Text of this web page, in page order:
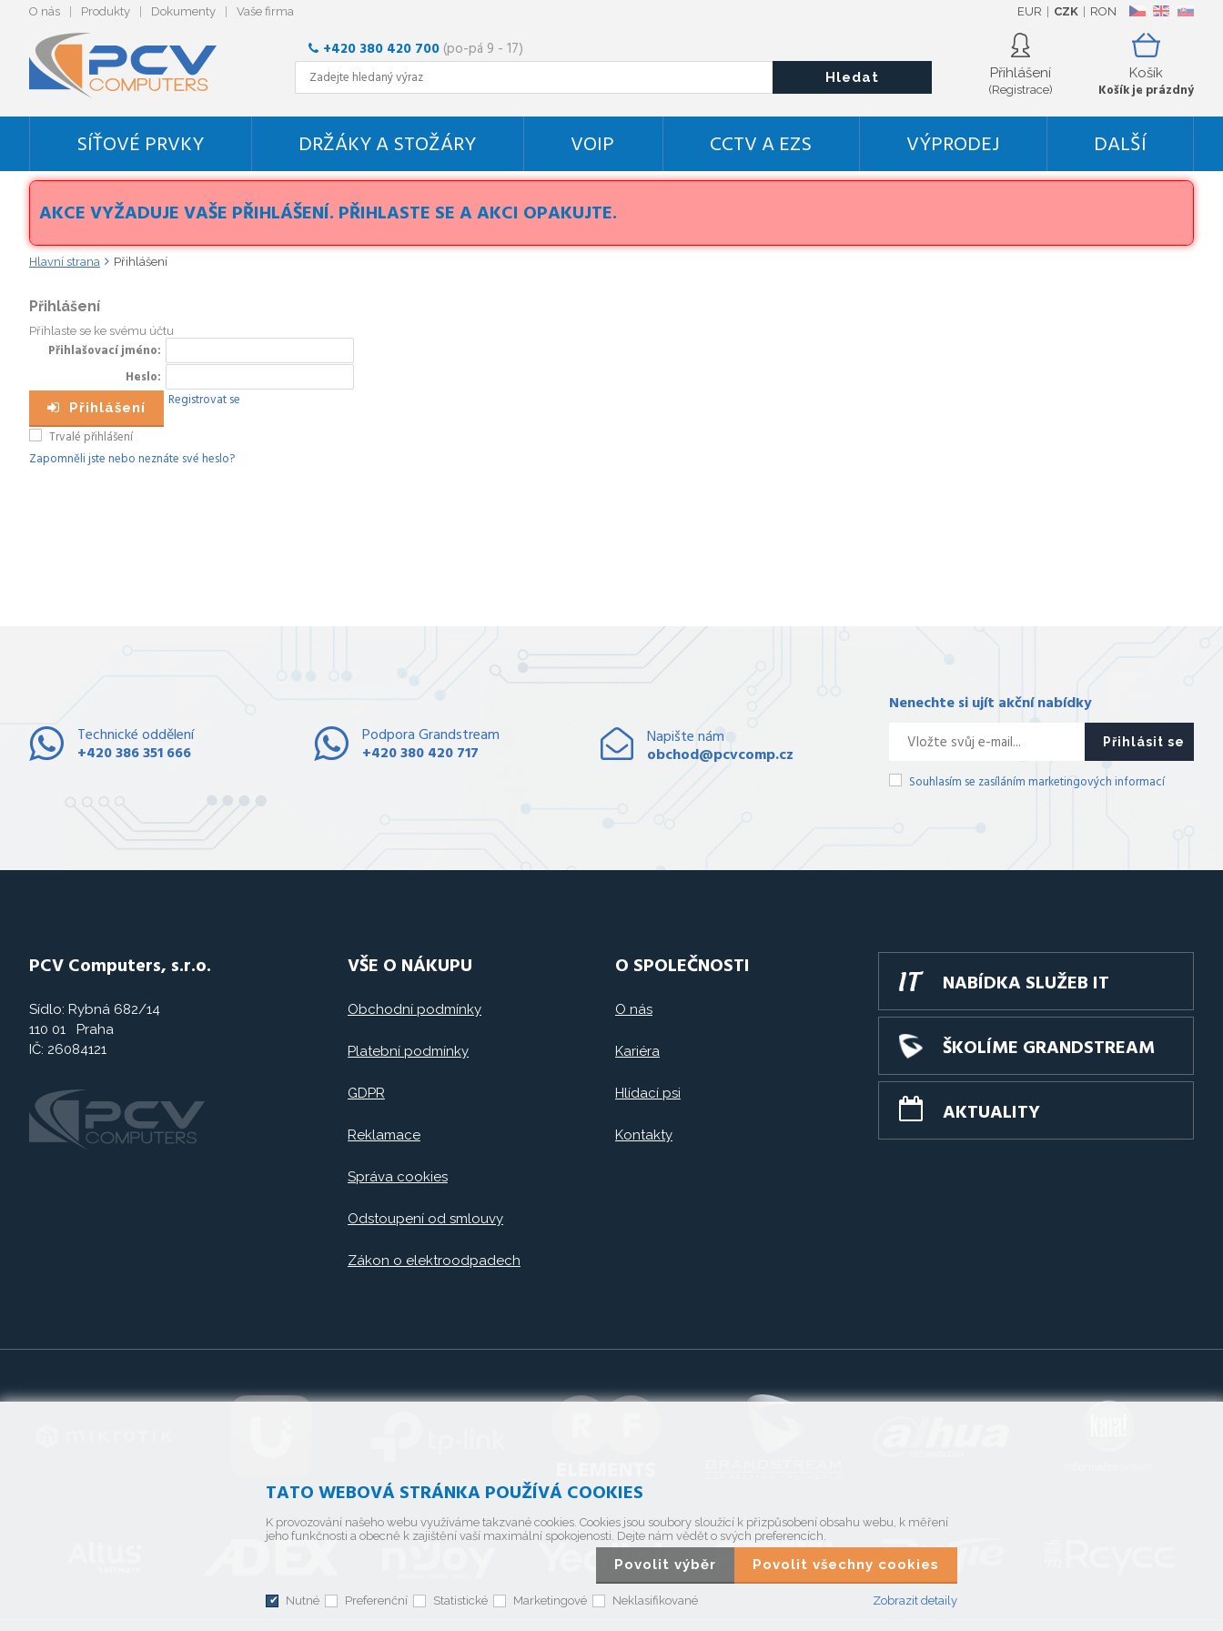
O nás Produkty Dokumenty Vaše firma CZ EN SK
EUR CZK RON
Košík
Košík je prázdný
Přihlášení
(Registrace)
+420 380 420 700 (po-pá 9 - 17)
Hledat
SÍŤOVÉ PRVKY DRŽÁKY A STOŽÁRY VOIP CCTV A EZS VÝPRODEJ DALŠÍ
AKCE VYŽADUJE VAŠE PŘIHLÁŠENÍ. PŘIHLASTE SE A AKCI OPAKUJTE.
Hlavní strana Přihlášení
Přihlášení
Přihlaste se ke svému účtu
Přihlašovací jméno
Heslo
Přihlášení
Registrovat se
Trvalé přihlášení
Zapomněli jste nebo neznáte své heslo?
Technické oddělení
+420 386 351 666
Podpora Grandstream
+420 380 420 717
Napište nám
obchod@pcvcomp.cz
Nenechte si ujít akční nabídky
Přihlásit se
Souhlasím se zasíláním marketingových informací
PCV Computers, s.r.o.
Sídlo: Rybná 682/14
110 01 Praha
IČ: 26084121
VŠE O NÁKUPU
Obchodní podmínky
Platební podmínky
GDPR
Reklamace
Správa cookies
Odstoupení od smlouvy
Zákon o elektroodpadech
O SPOLEČNOSTI
O nás
Kariéra
Hlídací psi
Kontakty
NABÍDKA SLUŽEB IT
ŠKOLÍME GRANDSTREAM
AKTUALITY
TATO WEBOVÁ STRÁNKA POUŽÍVÁ COOKIES
K provozování našeho webu využíváme takzvané cookies. Cookies jsou soubory sloužící k přizpůsobení obsahu webu, k měření
jeho funkčnosti a obecně k zajištění vaší maximální spokojenosti. Dejte nám vědět o svých preferencích.
Povolit výběr Povolit všechny cookies
Nutné Preferenční Statistické Marketingové Neklasifikované Zobrazit detaily